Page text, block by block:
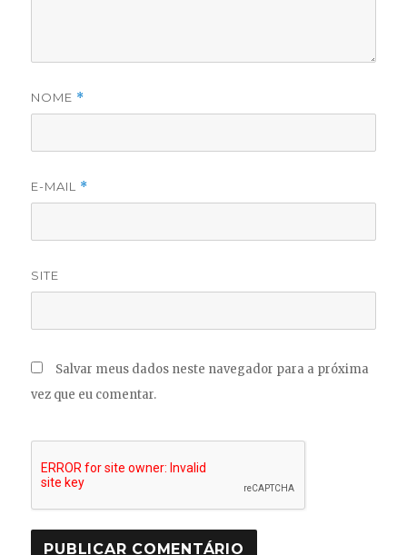
NOME *
E-MAIL *
SITE
Salvar meus dados neste navegador para a próxima
vez que eu comentar.